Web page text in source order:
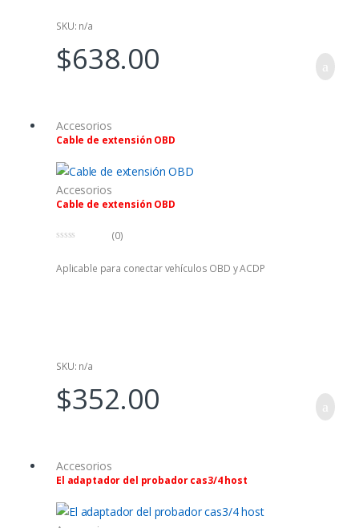
SKU: n/a
$638.00
Accesorios
Cable de extensión OBD
Accesorios
Cable de extensión OBD
u
(0)
Aplicable para conectar vehículos OBD y ACDP
SKU: n/a
$352.00
Accesorios
El adaptador del probador cas3/4 host